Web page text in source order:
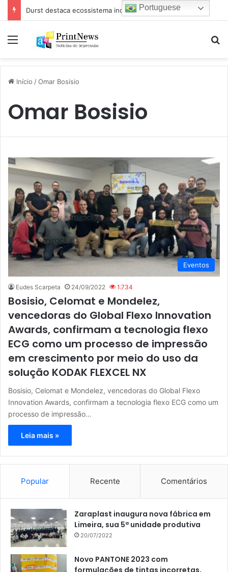
Durst destaca ecossistema industrial para impressão e estamparia digital na Febratex 2026
Menu
Início /Omar Bosisio
Omar Bosisio
Eventos
Eudes Scarpeta 24/09/2022 1.734
Bosisio, Celomat e Mondelez,
vencedoras do Global Flexo Innovation
Awards, confirmam a tecnologia flexo
ECG como um processo de impressão
em crescimento por meio do uso da
solução KODAK FLEXCEL NX
Bosisio, Celomat e Mondelez, vencedoras do Global Flexo
Innovation Awards, confirmam a tecnologia flexo ECG como um
processo de impressão…
Leia mais »
Popular Recente Comentários
Zaraplast inaugura nova fábrica em
Limeira, sua 5ª unidade produtiva
20/07/2022
Novo PANTONE 2023 com
Portuguese